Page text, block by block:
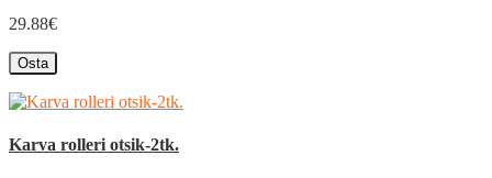
29.88€
Osta
Karva rolleri otsik-2tk.